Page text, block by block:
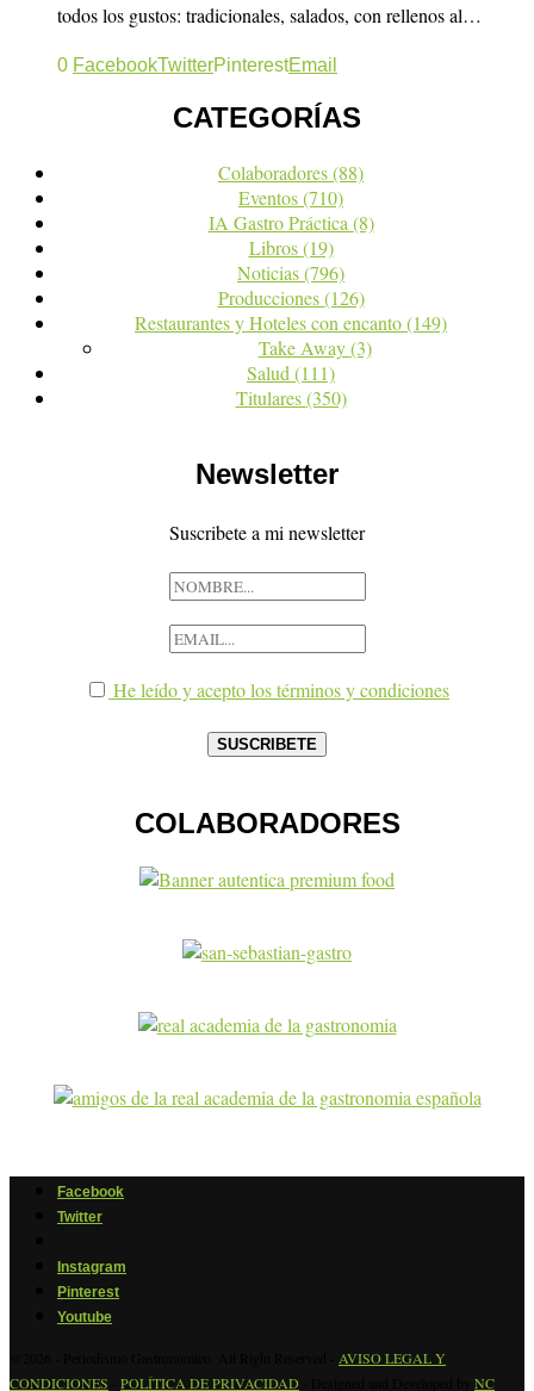
todos los gustos: tradicionales, salados, con rellenos al…
0 FacebookTwitterPinterestEmail
CATEGORÍAS
Colaboradores(88)
Eventos(710)
IA Gastro Práctica(8)
Libros(19)
Noticias(796)
Producciones(126)
Restaurantes y Hoteles con encanto(149)
Take Away(3)
Salud(111)
Titulares(350)
Newsletter
Suscribete a mi newsletter
He leído y acepto los términos y condiciones
COLABORADORES
Facebook
Twitter
Instagram
Pinterest
Youtube
AVISO LEGAL Y
CONDICIONES
POLÍTICA DE PRIVACIDAD NC